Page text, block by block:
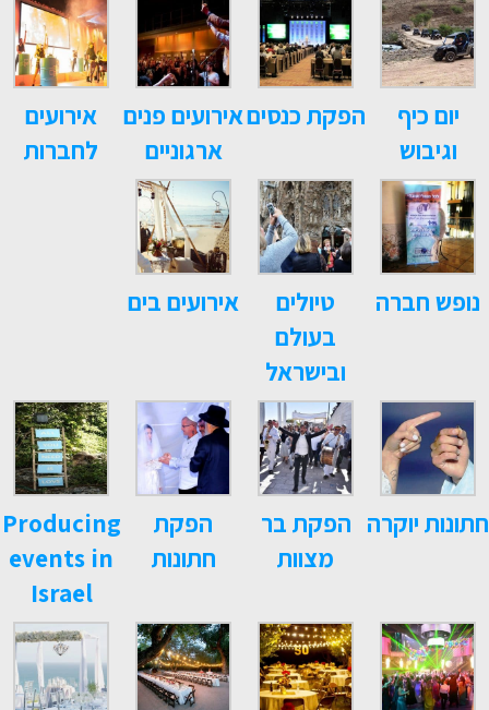
יום כיף
וגיבוש
הפקת כנסיםאירועים פנים
ארגוניים
אירועים
לחברות
נופש חברה
טיולים
בעולם
ובישראל
אירועים בים
חתונות יוקרה הפקת בר
מצוות
הפקת
חתונות
Producing
events in
Israel